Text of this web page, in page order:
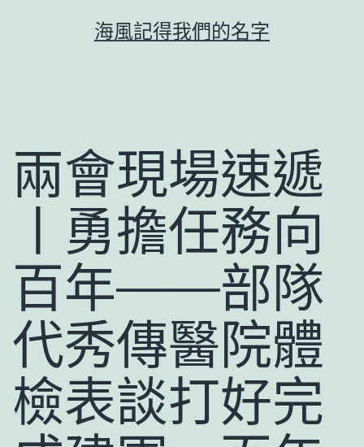
海風記得我們的名字
兩會現場速遞
丨勇擔任務向
百年——部隊
代秀傳醫院體
檢表談打好完